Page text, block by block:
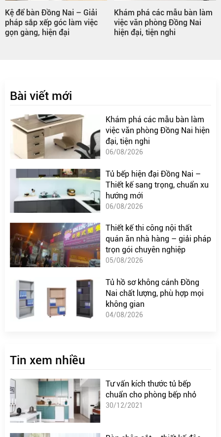
Kệ để bàn Đồng Nai – Giải
pháp sắp xếp góc làm việc
gọn gàng, hiện đại
Khám phá các mẫu bàn làm
việc văn phòng Đồng Nai
hiện đại, tiện nghi
Bài viết mới
Khám phá các mẫu bàn làm
việc văn phòng Đồng Nai hiện
đại, tiện nghi
06/08/2026
Tủ bếp hiện đại Đồng Nai –
Thiết kế sang trọng, chuẩn xu
hướng mới
06/08/2026
Thiết kế thi công nội thất
quán ăn nhà hàng – giải pháp
trọn gói chuyên nghiệp
05/08/2026
Tủ hồ sơ không cánh Đồng
Nai chất lượng, phù hợp mọi
không gian
04/08/2026
Tin xem nhiều
Tư vấn kích thước tủ bếp
chuẩn cho phòng bếp nhỏ
30/12/2021